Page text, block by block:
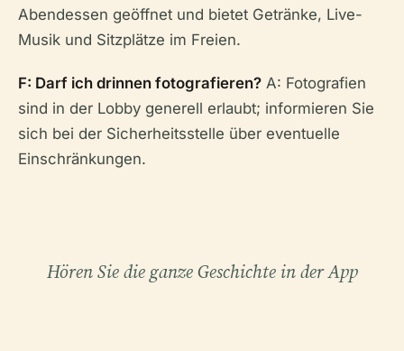
Abendessen geöffnet und bietet Getränke, Live-
Musik und Sitzplätze im Freien.
F: Darf ich drinnen fotografieren? A: Fotografien
sind in der Lobby generell erlaubt; informieren Sie
sich bei der Sicherheitsstelle über eventuelle
Einschränkungen.
Hören Sie die ganze Geschichte in der App